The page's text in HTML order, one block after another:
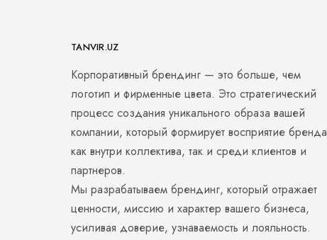
TANVIR.UZ
Корпоративный брендинг — это больше, чем
логотип и фирменные цвета. Это стратегический
процесс создания уникального образа вашей
компании, который формирует восприятие бренда
как внутри коллектива, так и среди клиентов и
партнеров.
Мы разрабатываем брендинг, который отражает
ценности, миссию и характер вашего бизнеса,
усиливая доверие, узнаваемость и лояльность.